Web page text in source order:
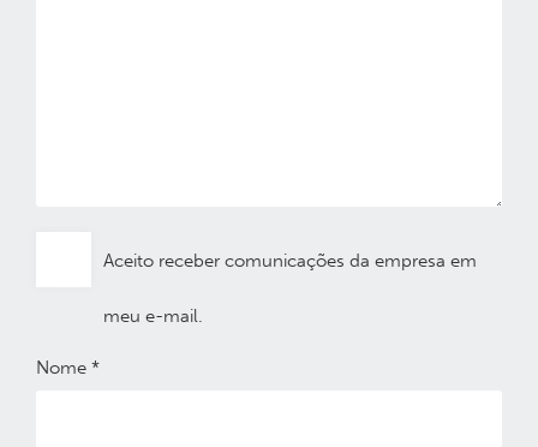
Aceito receber comunicações da empresa em
meu e-mail.
Nome *